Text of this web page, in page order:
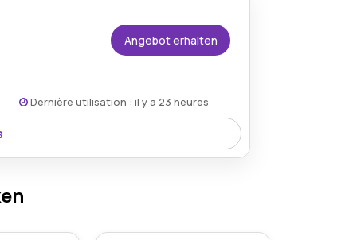
Bedingungen auf der Website des
Angebot erhalten
Dernière utilisation : il y a 23 heures